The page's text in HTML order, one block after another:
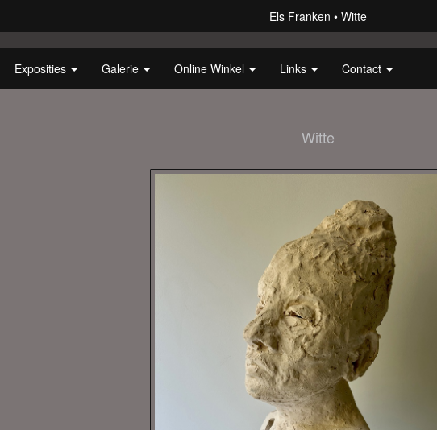
Els Franken Witte
Exposities Galerie Online Winkel Links Contact
Witte